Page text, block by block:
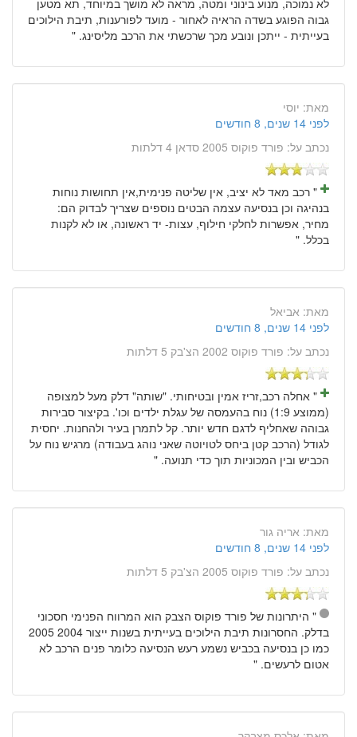
גבוה הפוגע בשדה הראיה לאחור - מועד לפורענות, תיבת הילוכים
בעייתית - ייתכן ונובע מכך שרכשתי את הרכב מליסינג. "
מאת: יוסי
לפני 14 שנים, 8 חודשים
נכתב על: פורד פוקוס 2005 סדאן 4 דלתות
" רכב מאד לא יציב, אין שליטה פנימית,אין תחושות נוחות
בנהיגה וכן בנסיעה עצמה הבטים נוספים שצריך לבדוק הם:
מחיר, אפשרות לחלקי חילוף, עצות- יד ראשונה, או לא לקנות
בכלל. "
מאת: אביאל
לפני 14 שנים, 8 חודשים
נכתב על: פורד פוקוס 2002 הצ'בק 5 דלתות
" אחלה רכב,זריז אמין ובטיחותי. "שותה" דלק מעל למצופה
(ממוצע 1:9) נוח בהעמסה של עגלת ילדים וכו'. בקיצור סבירות
גבוהה שאחליף לדגם חדש יותר. קל לתמרן בעיר ולהחנות. יחסית
לגודל (הרכב קטן ביחס לטויוטה שאני נוהג בעבודה) מרגיש נוח על
הכביש ובין המכוניות תוך כדי תנועה. "
מאת: אריה גור
לפני 14 שנים, 8 חודשים
נכתב על: פורד פוקוס 2005 הצ'בק 5 דלתות
" היתרונות של פורד פוקוס הצבק הוא המרווח הפנימי חסכוני
בדלק. החסרונות תיבת הילוכים בעייתית בשנות ייצור 2004 2005
כמו כן בנסיעה בכביש נשמע רעש הנסיעה כלומר פנים הרכב לא
אטום לרעשים. "